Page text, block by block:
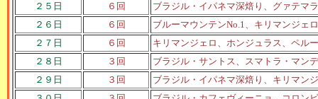
２５日
６回
ブラジル・イパネマ深焙り、グァテマ
２６日
６回
ブルーマウンテンNo.1、キリマンジェ
２７日
６回
キリマンジェロ、ホンジュラス、ペル
２８日
３回
ブラジル・サントス、スマトラ・マン
２９日
３回
ブラジル・イパネマ深焙り、キリマン